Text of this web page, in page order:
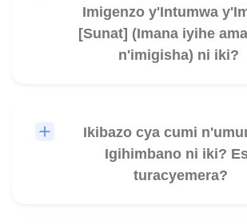
Imigenzo y'Intumwa
[Sunat] (Imana iyihe
n'imigisha) ni iki?
Ikibazo cya cumi
Igihimbano ni iki?
turacyemera?